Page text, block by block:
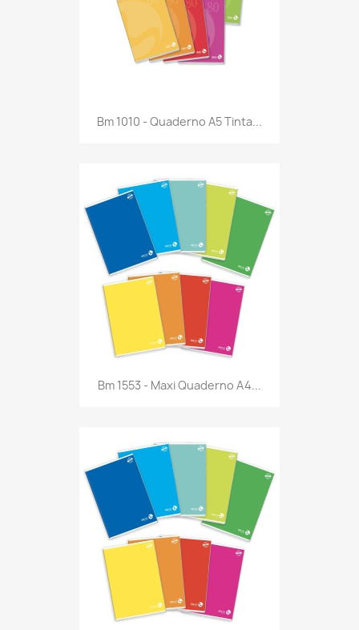
Anteprima
Bm 1010 - Quaderno A5 Tinta...
Anteprima
Bm 1553 - Maxi Quaderno A4...